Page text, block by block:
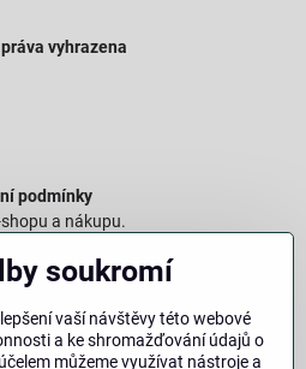
práva vyhrazena
podmínky
a nákupu.
údajů
vaše osobní údaje.
a zpracování údajů na webu.
soukromí
vaší návštěvy této webové
a ke shromažďování údajů o
můžeme využívat nástroje a